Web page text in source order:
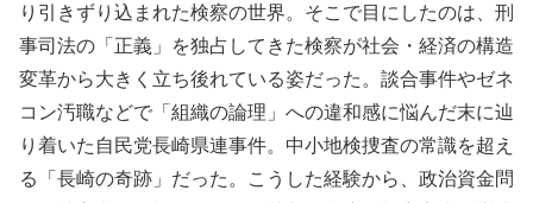
り引きずり込まれた検察の世界。そこで目にしたのは、刑
事司法の「正義」を独占してきた検察が社会・経済の構造
変革から大きく立ち後れている姿だった。談合事件やゼネ
コン汚職などで「組織の論理」への違和感に悩んだ末に辿
り着いた自民党長崎県連事件。中小地検捜査の常識を超え
る「長崎の奇跡」だった。こうした経験から、政治資金問